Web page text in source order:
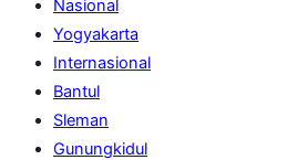
Nasional
Yogyakarta
Internasional
Bantul
Sleman
Gunungkidul